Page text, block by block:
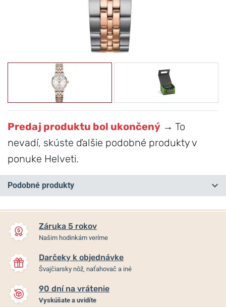
Predaj produktu bol ukončený → To
nevadí, skúste ďalšie podobné produkty v
ponuke Helveti.
Podobné produkty
Záruka 5 rokov
Našim hodinkám veríme
Darčeky k objednávke
Švajčiarsky nôž, naťahovač a iné
90 dní na vrátenie
Vyskúšate a uvidíte